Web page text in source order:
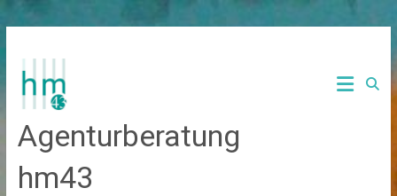
Inhalt
springen
Agenturberatung
hm43